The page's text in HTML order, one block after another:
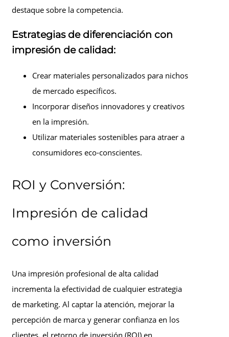
destaque sobre la competencia.
Estrategias de diferenciación con
impresión de calidad:
Crear materiales personalizados para nichos
de mercado específicos.
Incorporar diseños innovadores y creativos
en la impresión.
Utilizar materiales sostenibles para atraer a
consumidores eco-conscientes.
ROI y Conversión:
Impresión de calidad
como inversión
Una impresión profesional de alta calidad
incrementa la efectividad de cualquier estrategia
de marketing. Al captar la atención, mejorar la
percepción de marca y generar confianza en los